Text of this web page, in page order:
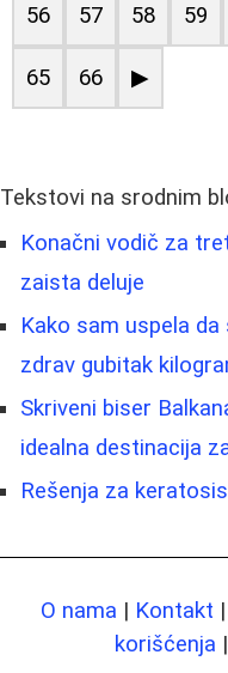
56 57 58 59
65 66 ▶
Tekstovi na srodnim
Konačni vodič za
zaista deluje
Kako sam uspela
zdrav gubitak
Skriveni biser
idealna destinacija
Rešenja za
O nama | Kontakt |
korišćenja |